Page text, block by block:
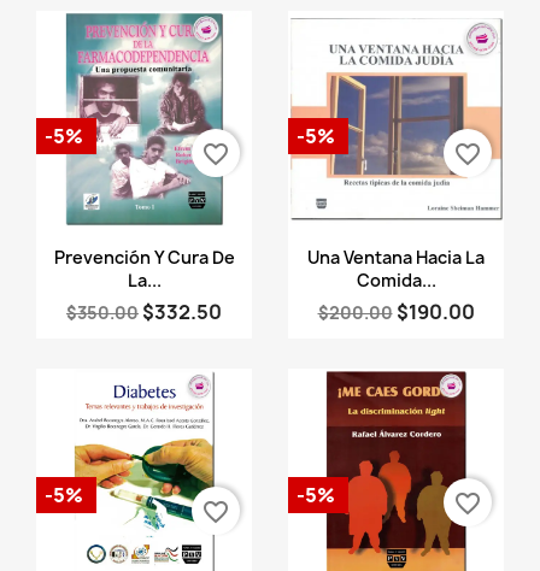
Vista rápida
Prevención Y Cura De
La...
$350.00 $332.50
-5%
favorite_border
Vista rápida
Una Ventana Hacia La
Comida...
$200.00 $190.00
-5%
favorite_border
-5%
favorite_border
-5% favorite_border